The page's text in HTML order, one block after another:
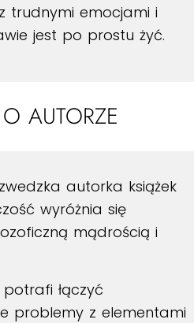
trudnymi emocjami i
jest po prostu żyć.
AUTORZE
autorka książek
wyróżnia się
mądrością i
łączyć
problemy z elementami